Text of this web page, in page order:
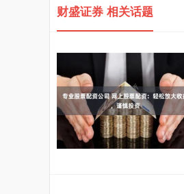
财盛证券 相关话题